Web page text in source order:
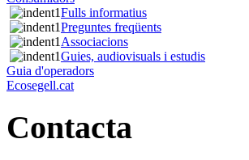
Fulls informatius
Preguntes freqüents
Associacions
Guies, audiovisuals i estudis
Guia d'operadors
Ecosegell.cat
Contacta